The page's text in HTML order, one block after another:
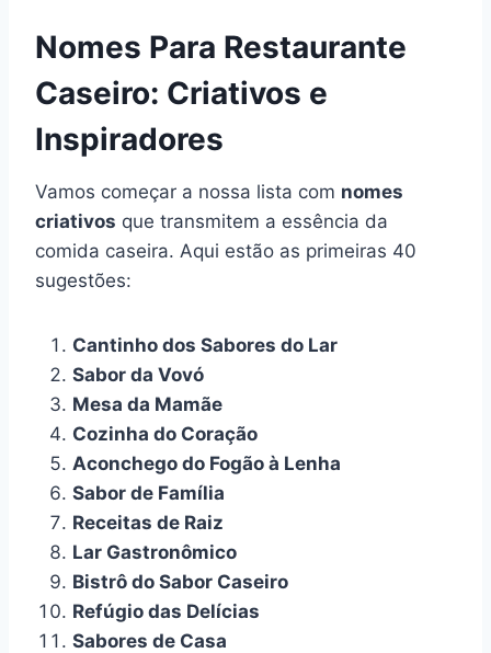
Nomes Para Restaurante
Caseiro: Criativos e
Inspiradores
Vamos começar a nossa lista com nomes
criativos que transmitem a essência da
comida caseira. Aqui estão as primeiras 40
sugestões:
Cantinho dos Sabores do Lar
Sabor da Vovó
Mesa da Mamãe
Cozinha do Coração
Aconchego do Fogão à Lenha
Sabor de Família
Receitas de Raiz
Lar Gastronômico
Bistrô do Sabor Caseiro
Refúgio das Delícias
Sabores de Casa